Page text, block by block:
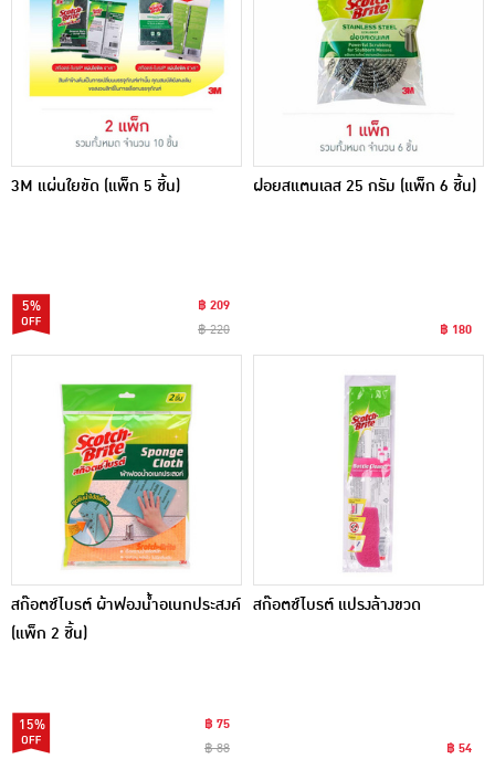
3M แผ่นใยขัด (แพ็ก 5 ชิ้น)
5%
฿ 209
฿ 220
ฝอยสแตนเลส 25 กรัม (แพ็ก 6 ชิ้น)
฿ 180
สก๊อตช์ไบรต์ ผ้าฟองน้ำอเนกประสงค์
(แพ็ก 2 ชิ้น)
15%
฿ 75
฿ 88
สก๊อตช์ไบรต์ แปรงล้างขวด
฿ 54